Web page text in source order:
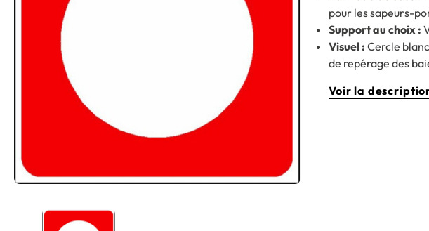
pour les sapeurs-
Support au choix :
Visuel : Cercle
de repérage des
Voir la